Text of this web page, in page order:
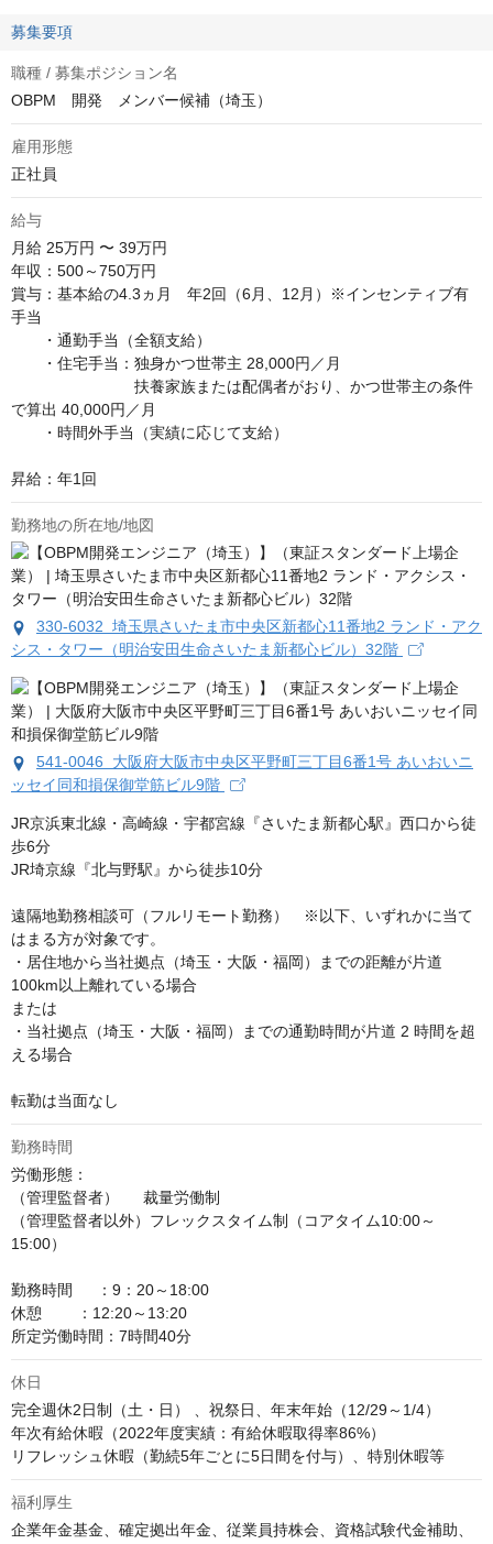
募集要項
職種 / 募集ポジション名
OBPM 開発 メンバー候補（埼玉）
雇用形態
正社員
給与
月給 25万円 〜 39万円
年収：500～750万円
賞与：基本給の4.3ヵ月　年2回（6月、12月）※インセンティブ有
手当
・通勤手当（全額支給）
・住宅手当：独身かつ世帯主 28,000円／月
扶養家族または配偶者がおり、かつ世帯主の条件
で算出 40,000円／月
・時間外手当（実績に応じて支給）
昇給：年1回
勤務地の所在地/地図
330-6032 埼玉県さいたま市中央区新都心11番地2 ランド・アク
シス・タワー（明治安田生命さいたま新都心ビル）32階
541-0046 大阪府大阪市中央区平野町三丁目6番1号 あいおいニ
ッセイ同和損保御堂筋ビル9階
JR京浜東北線・高崎線・宇都宮線『さいたま新都心駅』西口から徒
歩6分
JR埼京線『北与野駅』から徒歩10分
遠隔地勤務相談可（フルリモート勤務）　※以下、いずれかに当て
はまる方が対象です。
・居住地から当社拠点（埼玉・大阪・福岡）までの距離が片道
100km以上離れている場合
または
・当社拠点（埼玉・大阪・福岡）までの通勤時間が片道 2 時間を超
える場合
転勤は当面なし
勤務時間
労働形態：
（管理監督者）　  裁量労働制
（管理監督者以外）フレックスタイム制（コアタイム10:00～
15:00）
勤務時間　  ：9：20～18:00
休憩        ：12:20～13:20
所定労働時間：7時間40分
休日
完全週休2日制（土・日） 、祝祭日、年末年始（12/29～1/4）
年次有給休暇（2022年度実績：有給休暇取得率86%）
リフレッシュ休暇（勤続5年ごとに5日間を付与）、特別休暇等
福利厚生
企業年金基金、確定拠出年金、従業員持株会、資格試験代金補助、